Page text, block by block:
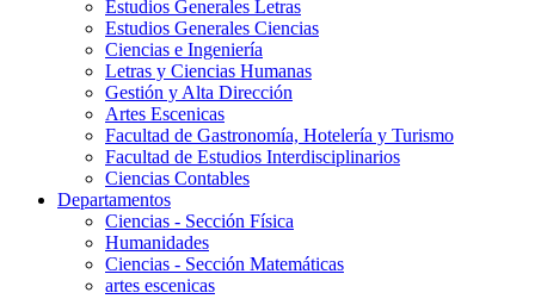
Estudios Generales Letras
Estudios Generales Ciencias
Ciencias e Ingeniería
Letras y Ciencias Humanas
Gestión y Alta Dirección
Artes Escenicas
Facultad de Gastronomía, Hotelería y Turismo
Facultad de Estudios Interdisciplinarios
Ciencias Contables
Departamentos
Ciencias - Sección Física
Humanidades
Ciencias - Sección Matemáticas
artes escenicas